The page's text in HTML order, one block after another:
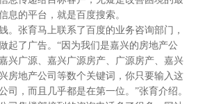
息的平台，就是百度搜索。
。张育马上联系了百度的业务咨询部门，
起了广告。“因为我们是嘉兴的房地产公
兴广源、嘉兴广源房产、广源房产、嘉兴
房地产公司等数个关键词，你只要输入这
司，而且几乎都是在第一位。”张育介绍。